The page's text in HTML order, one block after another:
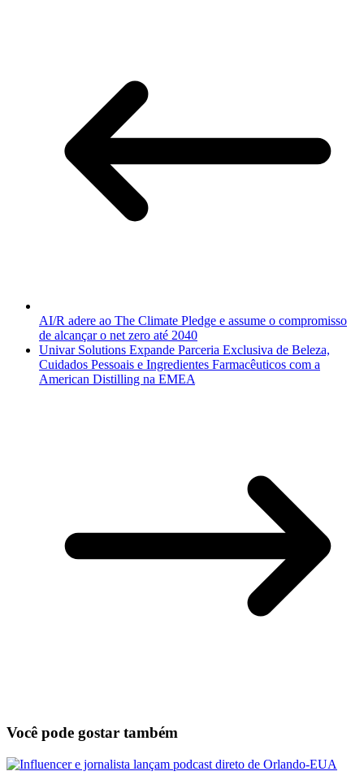
AI/R adere ao The Climate Pledge e assume o compromisso
de alcançar o net zero até 2040
Univar Solutions Expande Parceria Exclusiva de Beleza,
Cuidados Pessoais e Ingredientes Farmacêuticos com a
American Distilling na EMEA
Você pode gostar também